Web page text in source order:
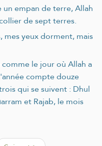
empan de terre, Allah
de sept terres.
mes yeux dorment, mais
le jour où Allah a
compte douze
qui se suivent : Dhul
et Rajab, le mois